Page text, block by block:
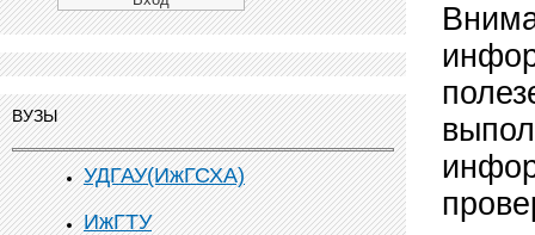
ВУЗЫ
УДГАУ(ИжГСХА)
ИжГТУ